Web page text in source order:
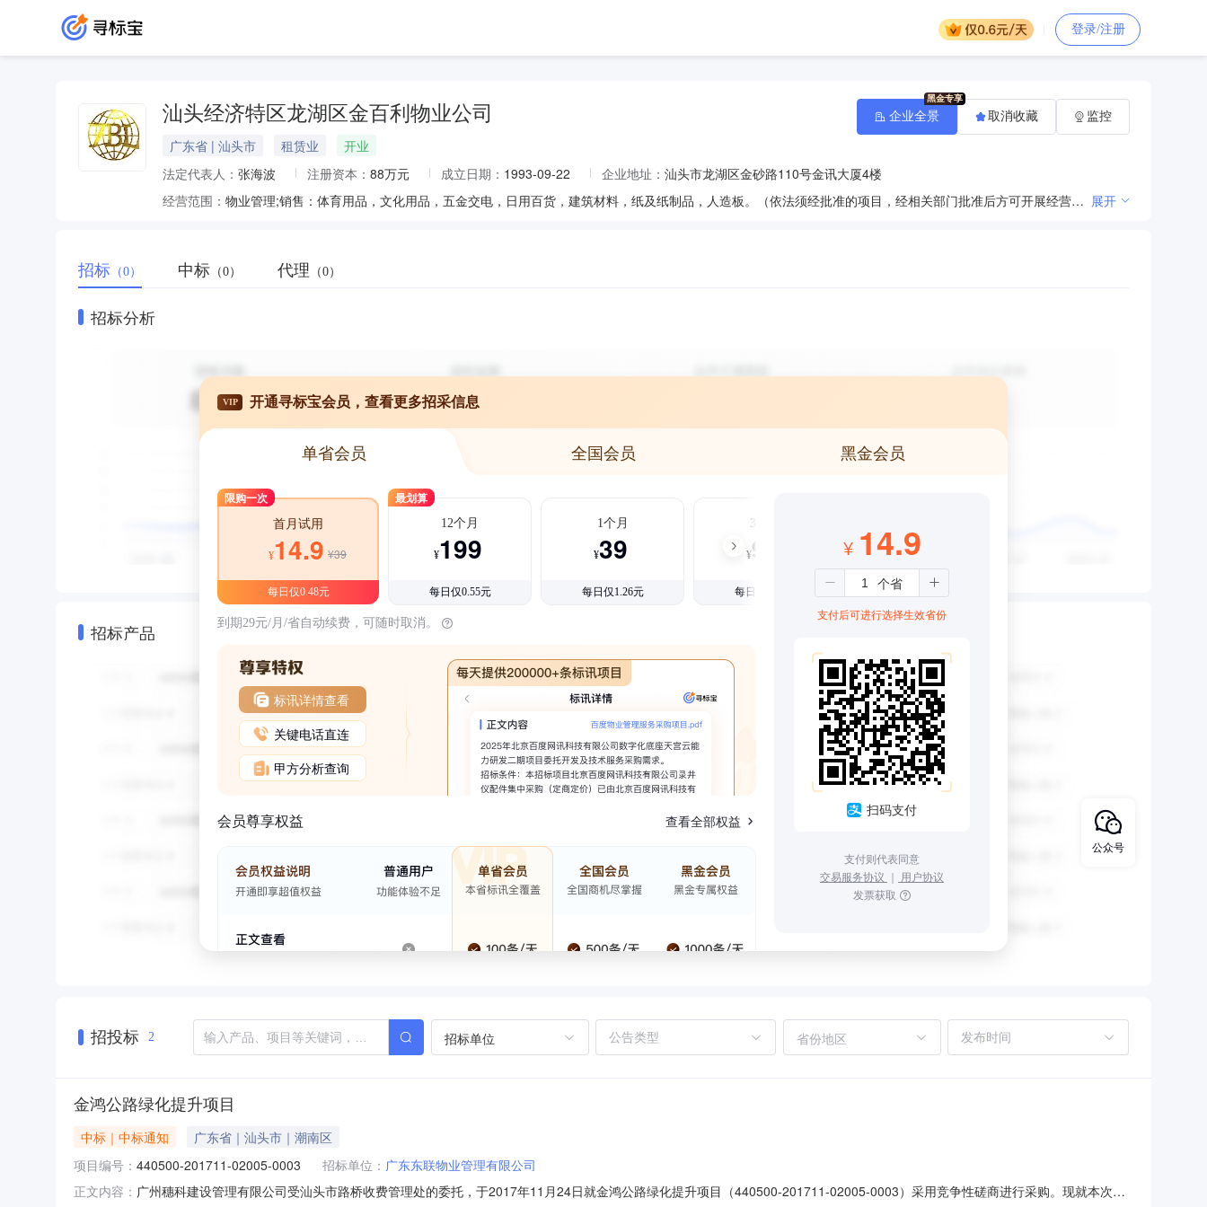
登录/注册
汕头经济特区龙湖区金百利物业公司
广东省 | 汕头市 租赁业
开业
法定代表人： 张海波 注册资本： 88万元 成立日期： 1993-09-22 企业地址： 汕头市龙湖区金砂路110号金讯大厦4楼
经营范围：
物业管理;销售：体育用品，文化用品，五金交电，日用百货，建筑材料，纸及纸制品，人造板。（依法须经批准的项目，经相关部门批准后方可开展经营活动）〓 展开
企业全景 取消收藏 监控
招标 （0） 中标 （0） 代理 （0）
招标分析
招标产品
VIP 开通寻标宝会员，查看更多招采信息
单省会员 全国会员 黑金会员
限购一次
首月试用
¥14.9 ¥39
每日仅0.48元
最划算
12个月
¥199
每日仅0.55元
1个月
¥39
每日仅1.26元
3个月
¥99
每日仅1.08元
到期29元/月/省自动续费，可随时取消。
标讯详情查看
关键电话直连
甲方分析查询
会员尊享权益 查看全部权益
¥ 14.9
支付后可进行选择生效省份
扫码支付
支付则代表同意
交易服务协议 ｜ 用户协议
发票获取
招投标 2 招标单位 省份地区
金鸿公路绿化提升项目
中标｜中标通知
广东省｜汕头市｜潮南区
项目编号： 440500-201711-02005-0003 招标单位： 广东东联物业管理有限公司
正文内容： 广州穗科建设管理有限公司受汕头市路桥收费管理处的委托，于2017年11月24日就金鸿公路绿化提升项目（440500-201711-02005-0003）采用竞争性磋商进行采购。现就本次采
公众号